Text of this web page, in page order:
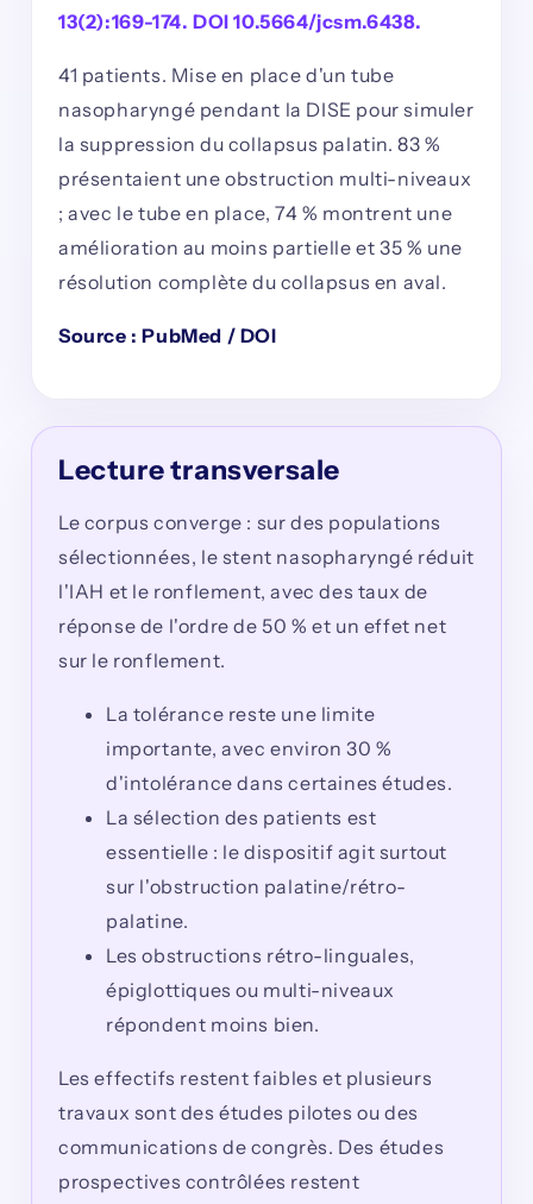
13(2):169-174. DOI 10.5664/jcsm.6438.
41 patients. Mise en place d'un tube
nasopharyngé pendant la DISE pour simuler
la suppression du collapsus palatin. 83 %
présentaient une obstruction multi-niveaux
; avec le tube en place, 74 % montrent une
amélioration au moins partielle et 35 % une
résolution complète du collapsus en aval.
Source : PubMed / DOI
Lecture transversale
Le corpus converge : sur des populations
sélectionnées, le stent nasopharyngé réduit
l'IAH et le ronflement, avec des taux de
réponse de l'ordre de 50 % et un effet net
sur le ronflement.
La tolérance reste une limite
importante, avec environ 30 %
d'intolérance dans certaines études.
La sélection des patients est
essentielle : le dispositif agit surtout
sur l'obstruction palatine/rétro-
palatine.
Les obstructions rétro-linguales,
épiglottiques ou multi-niveaux
répondent moins bien.
Les effectifs restent faibles et plusieurs
travaux sont des études pilotes ou des
communications de congrès. Des études
prospectives contrôlées restent